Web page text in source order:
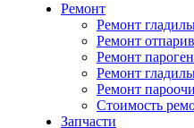
Ремонт
Ремонт
Ремонт
Ремонт
Ремонт
Ремонт
Стоимость
Запчасти